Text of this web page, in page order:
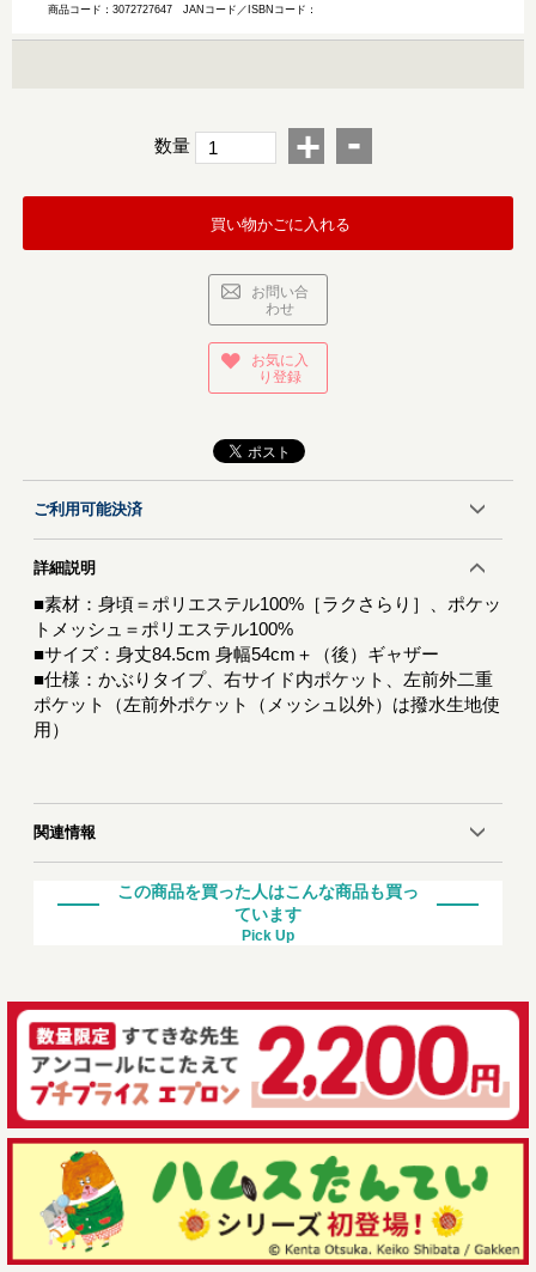
商品コード：3072727647JANコード／ISBNコード：
数量 + -
買い物かごに入れる
お問い合
わせ
お気に入
り登録
ご利用可能決済
詳細説明
■素材：身頃＝ポリエステル100%［ラクさらり］、ポケッ
トメッシュ＝ポリエステル100%
■サイズ：身丈84.5cm 身幅54cm＋（後）ギャザー
■仕様：かぶりタイプ、右サイド内ポケット、左前外二重
ポケット（左前外ポケット（メッシュ以外）は撥水生地使
用）
関連情報
この商品を買った人はこんな商品も買っ
ています
Pick Up